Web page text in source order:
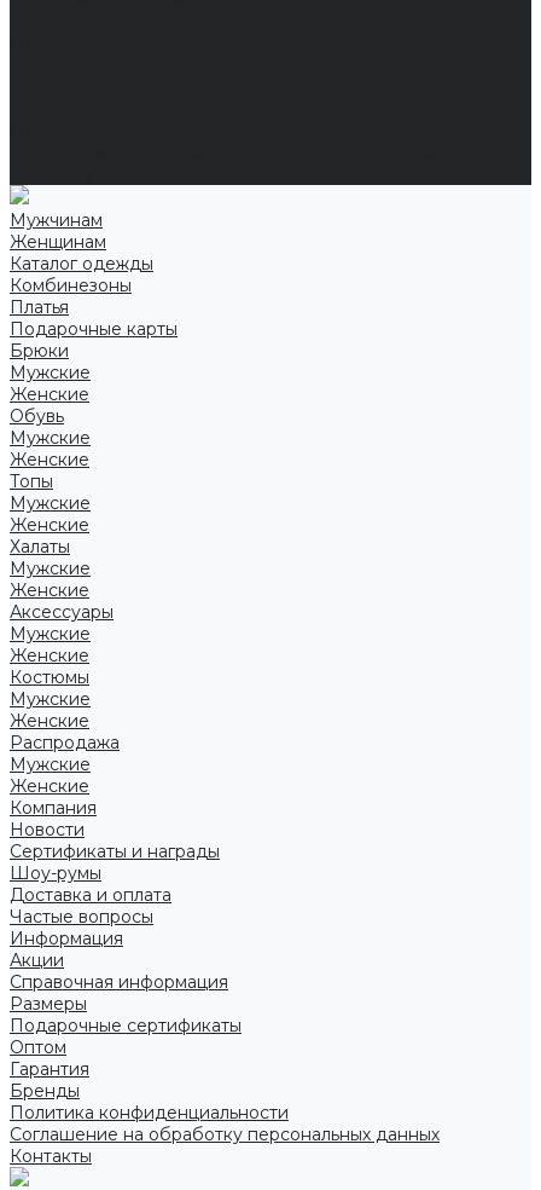
Мужчинам
Женщинам
Каталог одежды
Комбинезоны
Платья
Подарочные карты
Брюки
Мужские
Женские
Обувь
Мужские
Женские
Топы
Мужские
Женские
Халаты
Мужские
Женские
Аксессуары
Мужские
Женские
Костюмы
Мужские
Женские
Распродажа
Мужские
Женские
Компания
Новости
Сертификаты и награды
Шоу-румы
Доставка и оплата
Частые вопросы
Информация
Акции
Справочная информация
Размеры
Подарочные сертификаты
Оптом
Гарантия
Бренды
Политика конфиденциальности
Соглашение на обработку персональных данных
Контакты